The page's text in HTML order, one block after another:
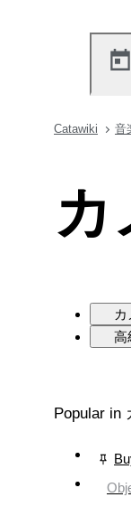
Catawiki 音
高
Popular in